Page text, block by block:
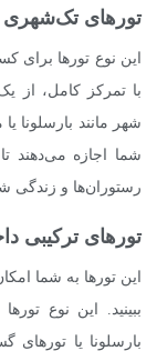
تورهای تک‌شهری
این نوع تورها
با تمرکز کامل، از
شهر مانند بارسلونا
شما اجازه می‌دهند
رستوران‌ها و زندگی
تورهای ترکیبی
این تورها به شما
ببینید. این نوع
بارسلونا یا تورهای